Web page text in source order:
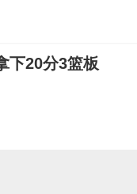
下20分3篮板